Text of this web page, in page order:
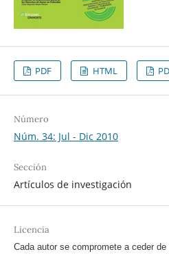
PDF HTML
Número
Núm. 34: Jul - Dic 2010
Sección
Artículos de investigación
Licencia
Cada autor se compromete a ceder